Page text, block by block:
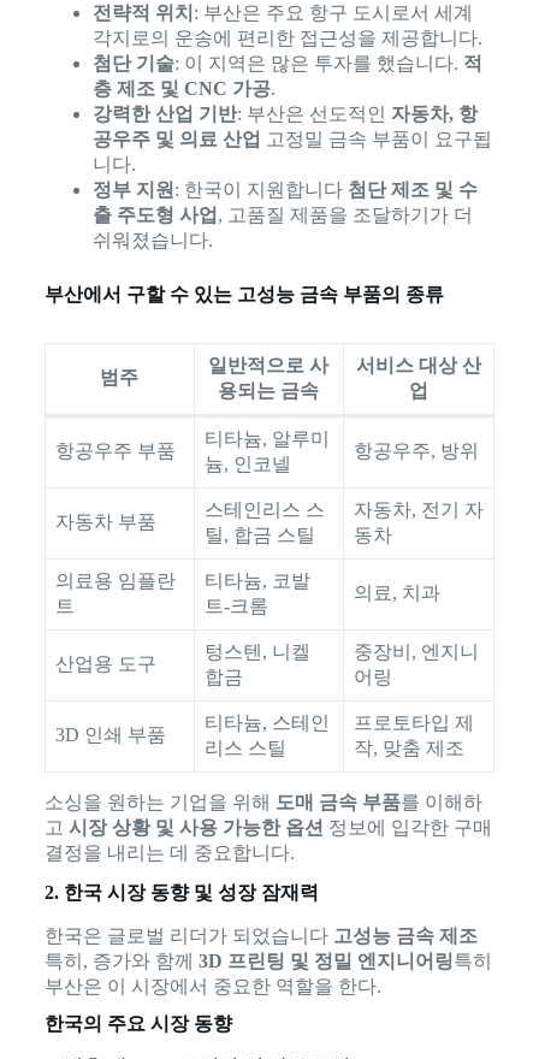
전략적 위치 : 부산은 주요 항구 도시로서 세계
각지로의 운송에 편리한 접근성을 제공합니다.
첨단 기술: 이 지역은 많은 투자를 했습니다. 적
층 제조 및 CNC 가공.
강력한 산업 기반: 부산은 선도적인 자동차, 항
공우주 및 의료 산업 고정밀 금속 부품이 요구됩
니다.
정부 지원 : 한국이 지원합니다 첨단 제조 및 수
출 주도형 사업 , 고품질 제품을 조달하기가 더
쉬워졌습니다.
부산에서 구할 수 있는 고성능 금속 부품의 종류
범주
일반적으로 사
용되는 금속
서비스 대상 산
업
항공우주 부품
티타늄, 알루미
늄, 인코넬
항공우주, 방위
자동차 부품
스테인리스 스
틸, 합금 스틸
자동차, 전기 자
동차
의료용 임플란
트
티타늄, 코발
트-크롬
의료, 치과
산업용 도구
텅스텐, 니켈
합금
중장비, 엔지니
어링
3D 인쇄 부품
티타늄, 스테인
리스 스틸
프로토타입 제
작, 맞춤 제조
소싱을 원하는 기업을 위해 도매 금속 부품를 이해하
고 시장 상황 및 사용 가능한 옵션 정보에 입각한 구매
결정을 내리는 데 중요합니다.
2. 한국 시장 동향 및 성장 잠재력
한국은 글로벌 리더가 되었습니다 고성능 금속 제조
특히, 증가와 함께 3D 프린팅 및 정밀 엔지니어링특히
부산은 이 시장에서 중요한 역할을 한다.
한국의 주요 시장 동향